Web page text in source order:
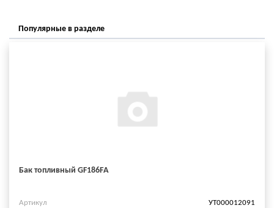
Популярные в разделе
Бак топливный GF186FА
Артикул УТ000012091